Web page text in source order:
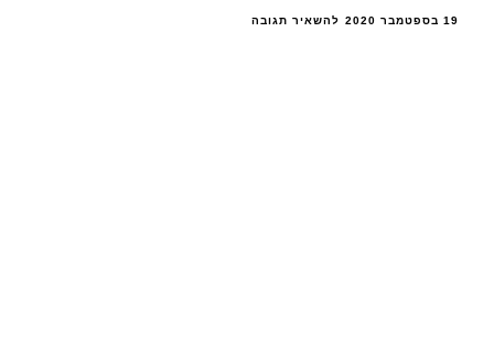
19 בספטמבר 2020 להשאיר תגובהבנושא